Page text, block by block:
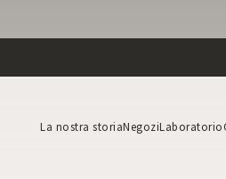
La nostra storiaNegoziLaboratorio